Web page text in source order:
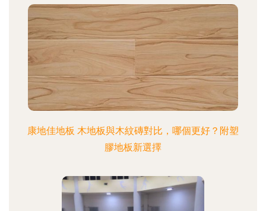
康地佳地板 木地板與木紋磚對比，哪個更好？附塑
膠地板新選擇